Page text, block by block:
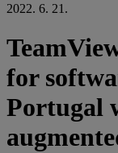
2022. 6. 21.
for
Portugal